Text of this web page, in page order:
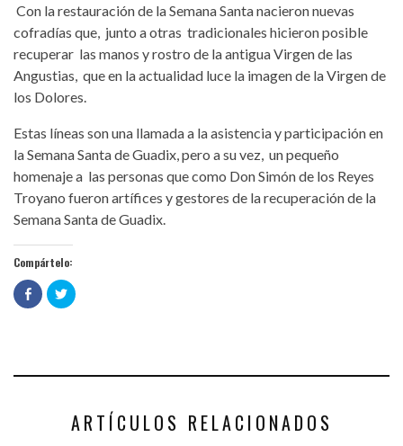
Con la restauración de la Semana Santa nacieron nuevas
cofradías que, junto a otras tradicionales hicieron posible
recuperar las manos y rostro de la antigua Virgen de las
Angustias, que en la actualidad luce la imagen de la Virgen de
los Dolores.
Estas líneas son una llamada a la asistencia y participación en
la Semana Santa de Guadix, pero a su vez, un pequeño
homenaje a las personas que como Don Simón de los Reyes
Troyano fueron artífices y gestores de la recuperación de la
Semana Santa de Guadix.
Compártelo:
Haz
clic
para
en
Haz
clic
en
ARTÍCULOS RELACIONADOS